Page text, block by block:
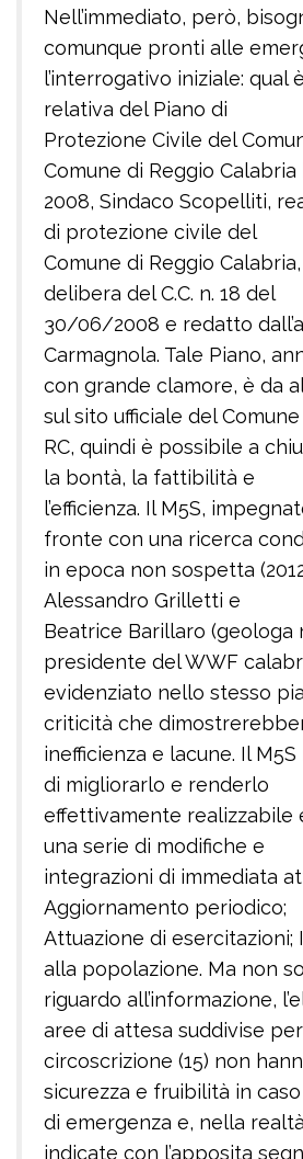
Nell’immediato, però,
comunque pronti alle
l’interrogativo iniziale: qual
relativa del Piano di
Protezione Civile del
Comune di Reggio Calabria
2008, Sindaco Scopelliti,
di protezione civile del
Comune di Reggio
delibera del C.C. n. 18 del
30/06/2008 e redatto
Carmagnola. Tale Piano,
con grande clamore, è da
sul sito ufficiale del Comune
RC, quindi è possibile a
la bontà, la fattibilità e
l’efficienza. Il M5S,
fronte con una ricerca
in epoca non sospetta
Alessandro Grilletti e
Beatrice Barillaro (geologa
presidente del WWF
evidenziato nello stesso
criticità che
inefficienza e lacune. Il
di migliorarlo e renderlo
effettivamente realizzabile
una serie di modifiche e
integrazioni di immediata
Aggiornamento periodico;
Attuazione di esercitazioni;
alla popolazione. Ma non
riguardo all’informazione,
aree di attesa suddivise per
circoscrizione (15) non
sicurezza e fruibilità in caso
di emergenza e, nella
indicate con l’apposita